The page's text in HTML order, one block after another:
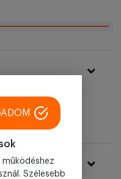
Szélesebb